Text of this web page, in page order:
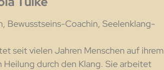
Bewusstseins-Coachin, Seelenklang-
seit vielen Jahren Menschen auf ihrem
Heilung durch den Klang. Sie arbeitet